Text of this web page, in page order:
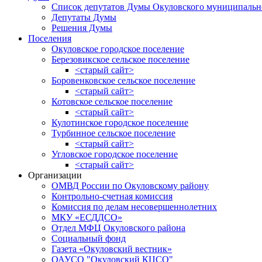
Список депутатов Думы Окуловского
Депутаты Думы
Решения Думы
Поселения
Окуловское городское поселение
Березовикское сельское поселение
<старый сайт>
Боровенковское сельское поселение
<старый сайт>
Котовское сельское поселение
<старый сайт>
Кулотинское городское поселение
Турбинное сельское поселение
<старый сайт>
Угловское городское поселение
<старый сайт>
Организации
ОМВД России по Окуловскому району
Контрольно-счетная комиссия
Комиссия по делам несовершеннолетних
МКУ «ЕСДДСО»
Отдел МФЦ Окуловского района
Социальный фонд
Газета «Окуловский вестник»
ОАУСО "Окуловский КЦСО"